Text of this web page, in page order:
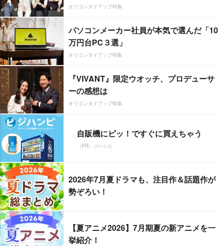
オリコンタイアップ特集
パソコンメーカー社員が本気で選んだ「10
万円台PC３選」
オリコンタイアップ特集
『VIVANT』限定ウオッチ、プロデューサ
ーの感想は
オリコンタイアップ特集
自販機にピッ！ですぐに買えちゃう
（PR）ジハンピ
2026年7月夏ドラマも、注目作＆話題作が
勢ぞろい！
【夏アニメ2026】7月期夏の新アニメを一
挙紹介！